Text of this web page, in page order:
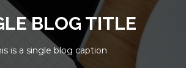
BLOG TITLE
is a single blog caption